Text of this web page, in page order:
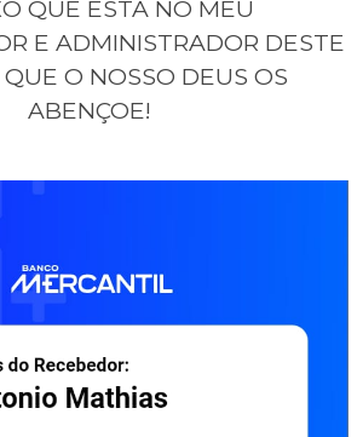
QUE ESTA NO MEU
E ADMINISTRADOR DESTE
O NOSSO DEUS OS
ABENÇOE!